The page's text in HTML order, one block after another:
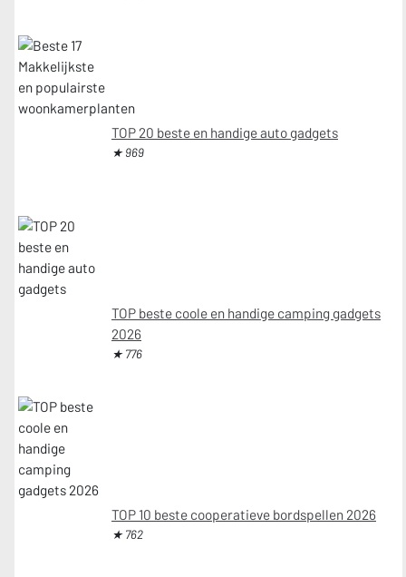
TOP 20 beste en handige auto gadgets
★ 969
TOP beste coole en handige camping gadgets
2026
★ 776
TOP 10 beste cooperatieve bordspellen 2026
★ 762